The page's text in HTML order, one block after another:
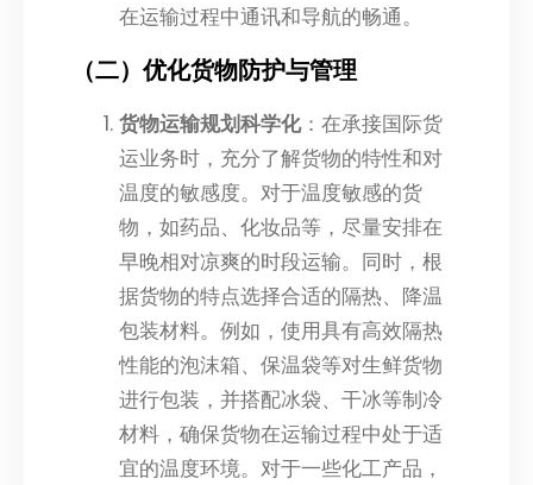
在运输过程中通讯和导航的畅通。
（二）优化货物防护与管理
货物运输规划科学化：在承接国际货
运业务时，充分了解货物的特性和对
温度的敏感度。对于温度敏感的货
物，如药品、化妆品等，尽量安排在
早晚相对凉爽的时段运输。同时，根
据货物的特点选择合适的隔热、降温
包装材料。例如，使用具有高效隔热
性能的泡沫箱、保温袋等对生鲜货物
进行包装，并搭配冰袋、干冰等制冷
材料，确保货物在运输过程中处于适
宜的温度环境。对于一些化工产品，